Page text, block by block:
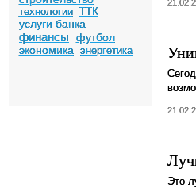
технологии ТТК
услуги банка
финансы
футбол
экономика
энергетика
Это